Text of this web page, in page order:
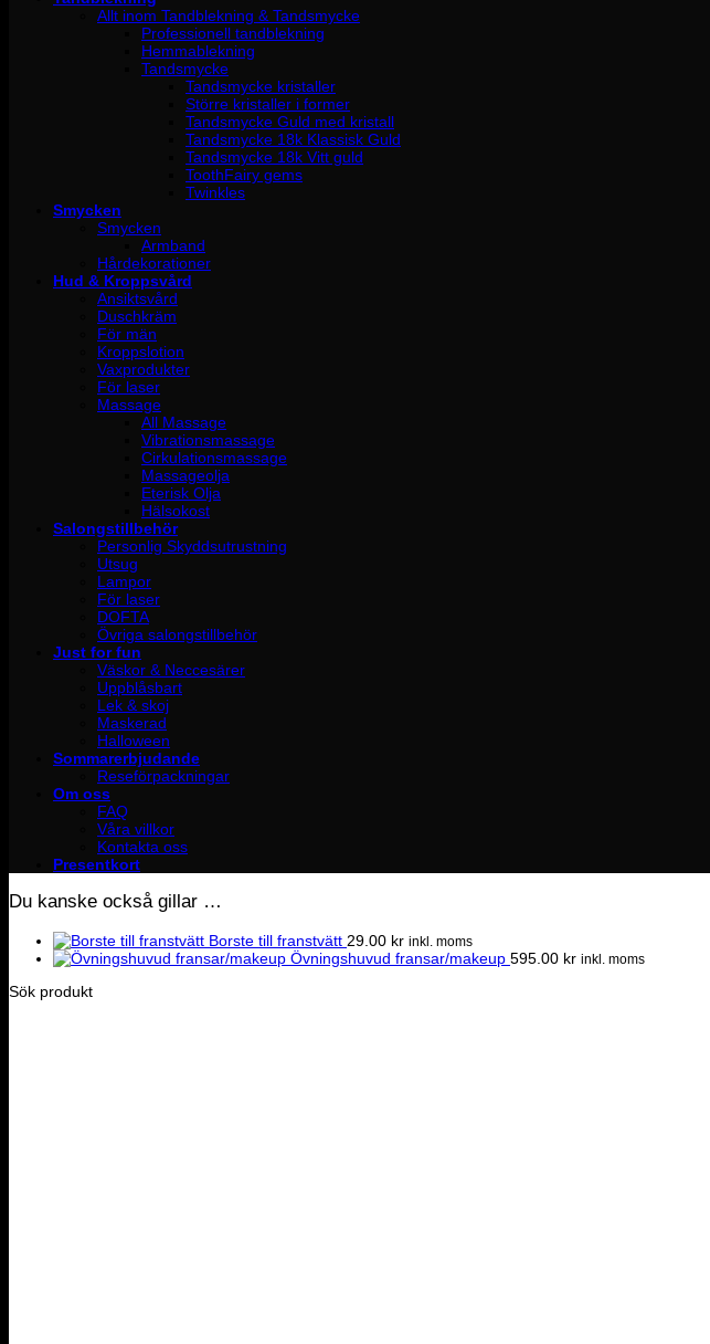
Allt inom Tandblekning & Tandsmycke
Professionell tandblekning
Hemmablekning
Tandsmycke
Tandsmycke kristaller
Större kristaller i former
Tandsmycke Guld med kristall
Tandsmycke 18k Klassisk Guld
Tandsmycke 18k Vitt guld
ToothFairy gems
Twinkles
Smycken
Smycken
Armband
Hårdekorationer
Hud & Kroppsvård
Ansiktsvård
Duschkräm
För män
Kroppslotion
Vaxprodukter
För laser
Massage
All Massage
Vibrationsmassage
Cirkulationsmassage
Massageolja
Eterisk Olja
Hälsokost
Salongstillbehör
Personlig Skyddsutrustning
Utsug
Lampor
För laser
DOFTA
Övriga salongstillbehör
Just for fun
Väskor & Neccesärer
Uppblåsbart
Lek & skoj
Maskerad
Halloween
Sommarerbjudande
Reseförpackningar
Om oss
FAQ
Våra villkor
Kontakta oss
Presentkort
Du kanske också gillar …
Borste till franstvätt 29.00 kr inkl. moms
Övningshuvud fransar/makeup 595.00 kr inkl. moms
Sök produkt